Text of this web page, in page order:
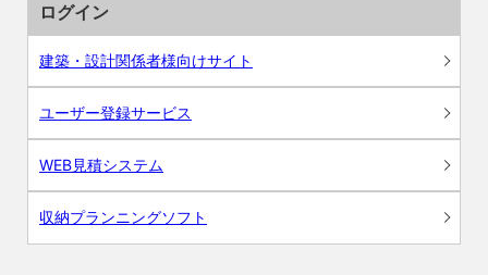
ログイン
建築・設計関係者様向けサイト
ユーザー登録サービス
WEB見積システム
収納プランニングソフト